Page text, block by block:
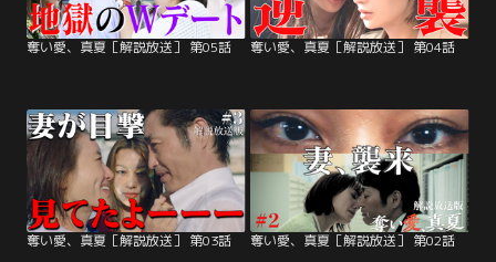
奪い愛、真夏［解説放送］ 第05話 奪い愛、真夏［解説放送］ 第04話
奪い愛、真夏［解説放送］ 第03話 奪い愛、真夏［解説放送］ 第02話